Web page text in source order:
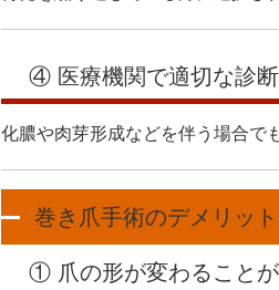
④ 医療機関で適切な診
化膿や肉芽形成などを伴う場合で
巻き爪手術のデメリット
① 爪の形が変わること